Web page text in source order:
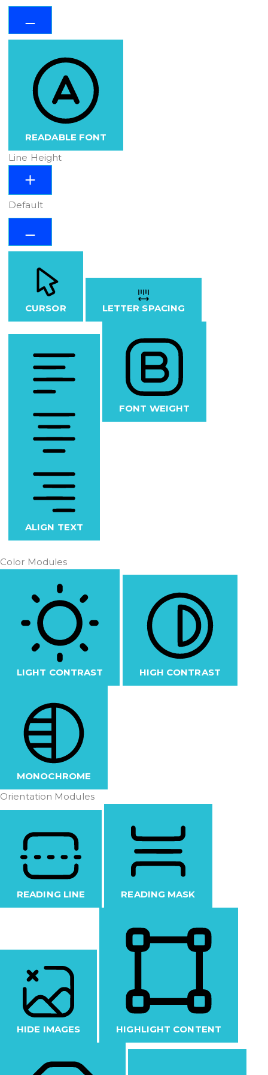
READABLE FONT
Line Height
Default
CURSOR LETTER SPACING
ALIGN TEXT
FONT WEIGHT
Color Modules
LIGHT CONTRAST HIGH CONTRAST
MONOCHROME
Orientation Modules
READING LINE READING MASK
HIDE IMAGES HIGHLIGHT CONTENT